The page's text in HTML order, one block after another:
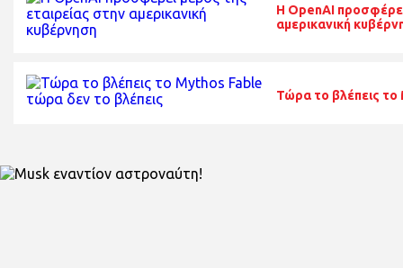
Η OpenAI
αμερικανική
Τώρα το βλέπεις το